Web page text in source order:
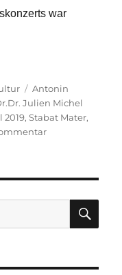
war
von Antonin
Schlagwörter
Antonin
Julien Michel
2019,Stabat Mater,
zu
Stabat
von